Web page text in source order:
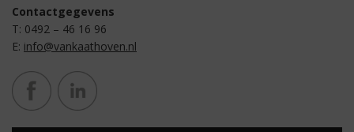
Contactgegevens
T: 0492 – 46 16 96
E: info@vankaathoven.nl